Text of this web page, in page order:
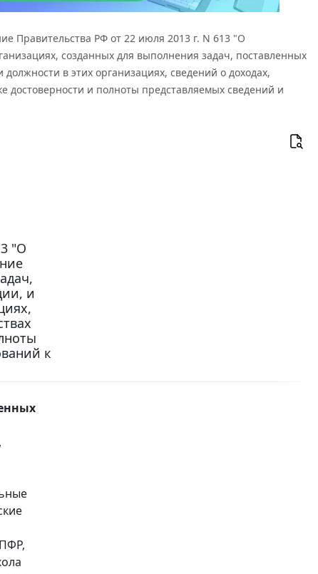
Правительства РФ от 22 июля 2013 г. N 613 "О
созданных для выполнения задач, поставленных
в этих организациях, сведений о доходах,
достоверности и полноты представляемых сведений и
"О
и
к